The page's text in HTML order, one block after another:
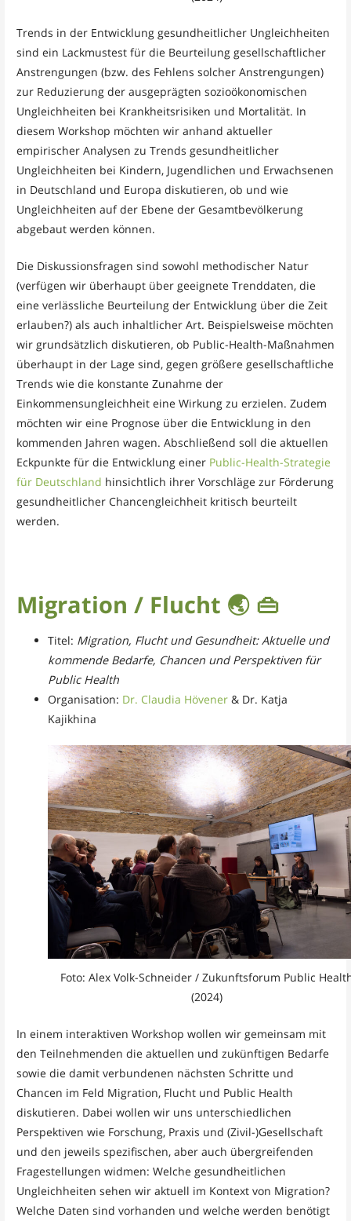
Trends in der Entwicklung gesundheitlicher Ungleichheiten
sind ein Lackmustest für die Beurteilung gesellschaftlicher
Anstrengungen (bzw. des Fehlens solcher Anstrengungen)
zur Reduzierung der ausgeprägten sozioökonomischen
Ungleichheiten bei Krankheitsrisiken und Mortalität. In
diesem Workshop möchten wir anhand aktueller
empirischer Analysen zu Trends gesundheitlicher
Ungleichheiten bei Kindern, Jugendlichen und Erwachsenen
in Deutschland und Europa diskutieren, ob und wie
Ungleichheiten auf der Ebene der Gesamtbevölkerung
abgebaut werden können.
Die Diskussionsfragen sind sowohl methodischer Natur
(verfügen wir überhaupt über geeignete Trenddaten, die
eine verlässliche Beurteilung der Entwicklung über die Zeit
erlauben?) als auch inhaltlicher Art. Beispielsweise möchten
wir grundsätzlich diskutieren, ob Public-Health-Maßnahmen
überhaupt in der Lage sind, gegen größere gesellschaftliche
Trends wie die konstante Zunahme der
Einkommensungleichheit eine Wirkung zu erzielen. Zudem
möchten wir eine Prognose über die Entwicklung in den
kommenden Jahren wagen. Abschließend soll die aktuellen
Eckpunkte für die Entwicklung einer Public-Health-Strategie
für Deutschland hinsichtlich ihrer Vorschläge zur Förderung
gesundheitlicher Chancengleichheit kritisch beurteilt
werden.
Migration / Flucht 🌏 👜
Titel: Migration, Flucht und Gesundheit: Aktuelle und
kommende Bedarfe, Chancen und Perspektiven für
Public Health
Organisation: Dr. Claudia Hövener& Dr. Katja
Kajikhina
Foto: Alex Volk-Schneider / Zukunftsforum Public
(2024)
In einem interaktiven Workshop wollen wir gemeinsam mit
den Teilnehmenden die aktuellen und zukünftigen Bedarfe
sowie die damit verbundenen nächsten Schritte und
Chancen im Feld Migration, Flucht und Public Health
diskutieren. Dabei wollen wir uns unterschiedlichen
Perspektiven wie Forschung, Praxis und (Zivil-)Gesellschaft
und den jeweils spezifischen, aber auch übergreifenden
Fragestellungen widmen: Welche gesundheitlichen
Ungleichheiten sehen wir aktuell im Kontext von Migration?
Welche Daten sind vorhanden und welche werden benötigt